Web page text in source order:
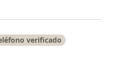
verificado